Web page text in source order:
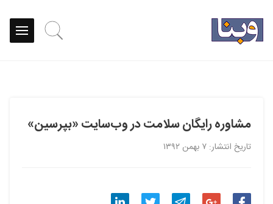
مشاوره رایگان سلامت در وب‌سایت «بپرسین»
تاریخ انتشار: ۷ بهمن ۱۳۹۲